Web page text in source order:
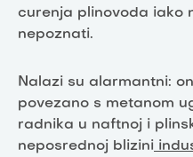
curenja plinovoda iako
nepoznati.
Nalazi su alarmantni:
povezano s metanom
radnika u naftnoj i
neposrednoj blizini